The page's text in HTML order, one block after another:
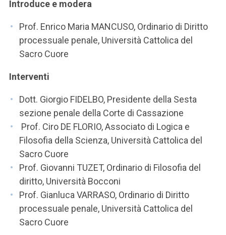
SEI UN DOCENTE O UN MEMBRO DELLO STAFF
ACCEDI A CLOUDMAIL
Introduce e modera
Prof. Enrico Maria MANCUSO, Ordinario di Diritto
processuale penale, Università Cattolica del
Sacro Cuore
Interventi
Dott. Giorgio FIDELBO, Presidente della Sesta
sezione penale della Corte di Cassazione
Prof. Ciro DE FLORIO, Associato di Logica e
Filosofia della Scienza, Università Cattolica del
Sacro Cuore
Prof. Giovanni TUZET, Ordinario di Filosofia del
diritto, Università Bocconi
Prof. Gianluca VARRASO, Ordinario di Diritto
processuale penale, Università Cattolica del
Sacro Cuore